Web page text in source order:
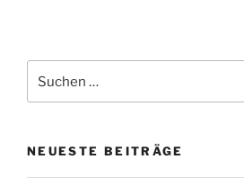
nach:
NEUESTE BEITRÄGE